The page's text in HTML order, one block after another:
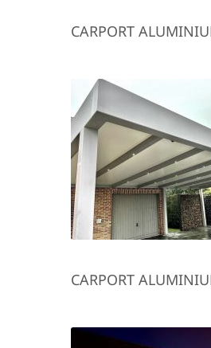
CARPORT
CARPORT